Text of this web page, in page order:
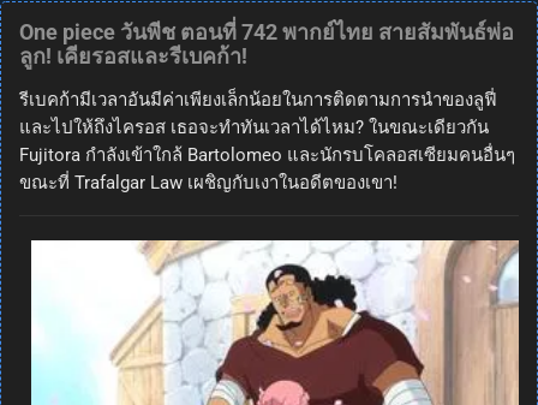
One piece วันพีช ตอนที่ 742 พากย์ไทย สายสัมพันธ์พ่อ
ลูก! เคียรอสและรีเบคก้า!
รีเบคก้ามีเวลาอันมีค่าเพียงเล็กน้อยในการติดตามการนำของลูฟี่
และไปให้ถึงไครอส เธอจะทำทันเวลาได้ไหม? ในขณะเดียวกัน
Fujitora กำลังเข้าใกล้ Bartolomeo และนักรบโคลอสเซียมคนอื่นๆ
ขณะที่ Trafalgar Law เผชิญกับเงาในอดีตของเขา!